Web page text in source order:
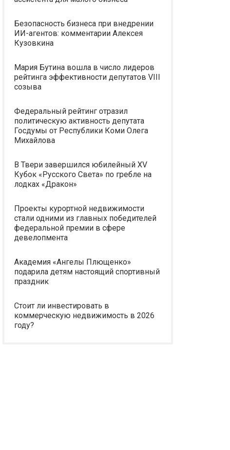
Безопасность бизнеса при внедрении
ИИ-агентов: комментарии Алексея
Кузовкина
Мария Бутина вошла в число лидеров
рейтинга эффективности депутатов VIII
созыва
Федеральный рейтинг отразил
политическую активность депутата
Госдумы от Республики Коми Олега
Михайлова
В Твери завершился юбилейный XV
Кубок «Русского Света» по гребле на
лодках «Дракон»
Проекты курортной недвижимости
стали одними из главных победителей
федеральной премии в сфере
девелопмента
Академия «Ангелы Плющенко»
подарила детям настоящий спортивный
праздник
Стоит ли инвестировать в
коммерческую недвижимость в 2026
году?